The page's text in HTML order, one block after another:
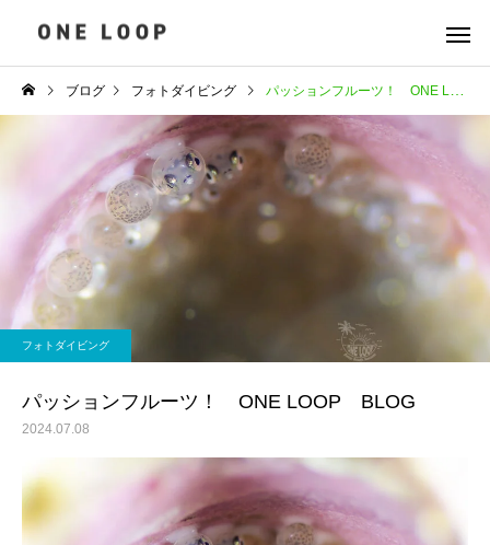
ブログ フォトダイビング パッションフルーツ！ ONE LOOP BLOG
フォトダイビング
パッションフルーツ！ ONE LOOP BLOG
2024.07.08